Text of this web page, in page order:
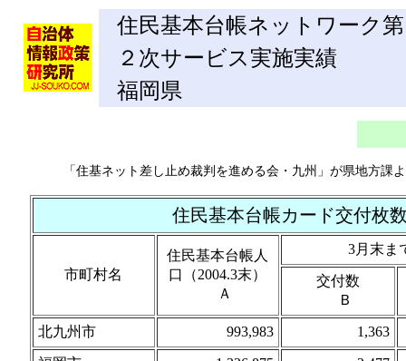
住民基本台帳ネットワーク第
２次サービス実施実績
福岡県
「住基ネット差し止め裁判を進める会・九州」が県地方課
住民基本台帳カード交付
市町村名
住民基本台帳人
口（2004.3末）
Ａ
3月末ま
交付数
Ｂ
北九州市 993,983 1,363